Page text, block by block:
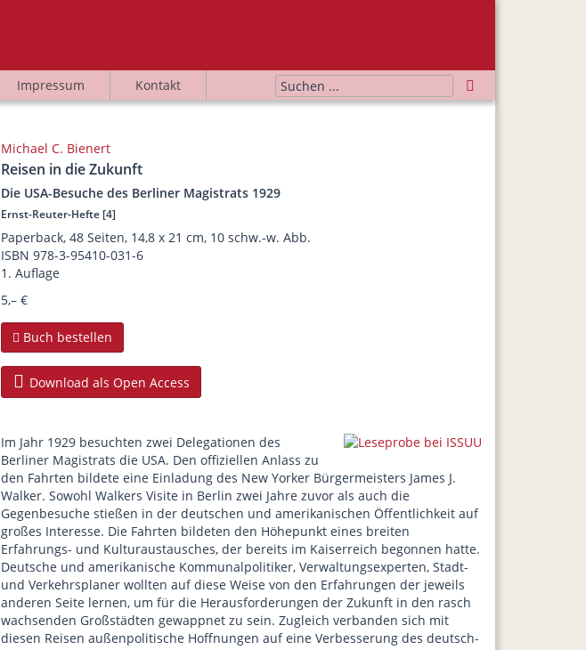
Impressum Kontakt
Michael C. Bienert
Reisen in die Zukunft
Die USA-Besuche des Berliner Magistrats 1929
Ernst-Reuter-Hefte [4]
Paperback, 48 Seiten, 14,8 x 21 cm, 10 schw.-w. Abb.
ISBN 978-3-95410-031-6
1. Auflage
5,– €
Buch bestellen
Download als Open Access
Im Jahr 1929 besuchten zwei Delegationen des
Berliner Magistrats die USA. Den offiziellen Anlass zu
den Fahrten bildete eine Einladung des New Yorker Bürgermeisters James J.
Walker. Sowohl Walkers Visite in Berlin zwei Jahre zuvor als auch die
Gegenbesuche stießen in der deutschen und amerikanischen Öffentlichkeit auf
großes Interesse. Die Fahrten bildeten den Höhepunkt eines breiten
Erfahrungs- und Kulturaustausches, der bereits im Kaiserreich begonnen hatte.
Deutsche und amerikanische Kommunalpolitiker, Verwaltungsexperten, Stadt-
und Verkehrsplaner wollten auf diese Weise von den Erfahrungen der jeweils
anderen Seite lernen, um für die Herausforderungen der Zukunft in den rasch
wachsenden Großstädten gewappnet zu sein. Zugleich verbanden sich mit
diesen Reisen außenpolitische Hoffnungen auf eine Verbesserung des deutsch-